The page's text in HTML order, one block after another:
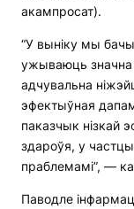
акампросат).
“У выніку мы
ужываюць
адчувальна
эфектыўная
паказчык нізкай
здароўя, у
праблемамі”, —
Паводле